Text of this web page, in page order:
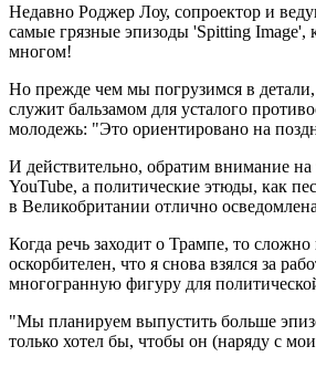
Недавно Роджер Лоу, сопроектор и
самые грязные эпизоды 'Spitting Image',
многом!
Но прежде чем мы погрузимся в
служит бальзамом для усталого
молодежь: "Это ориентировано на
И действительно, обратим внимание
YouTube, а политические этюды, как
в Великобритании отлично
Когда речь заходит о Трампе, то
оскорбителен, что я снова взялся за
многогранную фигуру для
"Мы планируем выпустить больше
только хотел бы, чтобы он (наряду с